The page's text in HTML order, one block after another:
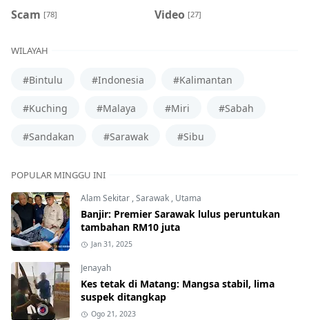
Scam [78] Video [27]
WILAYAH
#Bintulu #Indonesia #Kalimantan
#Kuching #Malaya #Miri #Sabah
#Sandakan #Sarawak #Sibu
POPULAR MINGGU INI
Alam Sekitar,Sarawak, Utama
Banjir: Premier Sarawak lulus peruntukan
tambahan RM10 juta
Jan 31, 2025
Jenayah
Kes tetak di Matang: Mangsa stabil, lima
suspek ditangkap
Ogo 21, 2023